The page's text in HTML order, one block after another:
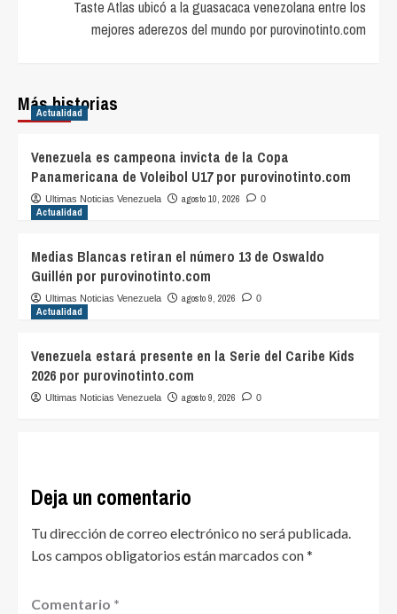
Taste Atlas ubicó a la guasacaca venezolana entre los
mejores aderezos del mundo por purovinotinto.com
Más historias
Actualidad
Venezuela es campeona invicta de la Copa
Panamericana de Voleibol U17 por purovinotinto.com
Ultimas Noticias Venezuela agosto 10, 2026 0
Actualidad
Medias Blancas retiran el número 13 de Oswaldo
Guillén por purovinotinto.com
Ultimas Noticias Venezuela agosto 9, 2026 0
Actualidad
Venezuela estará presente en la Serie del Caribe Kids
2026 por purovinotinto.com
Ultimas Noticias Venezuela agosto 9, 2026 0
Deja un comentario
Tu dirección de correo electrónico no será publicada.
Los campos obligatorios están marcados con*
Comentario *